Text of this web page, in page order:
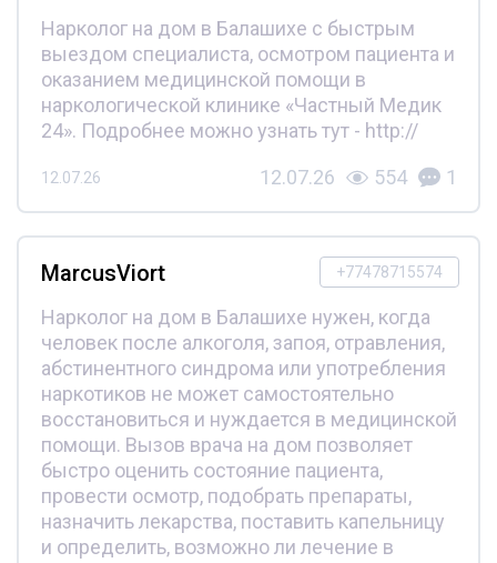
Нарколог на дом в Балашихе с быстрым
выездом специалиста, осмотром пациента и
оказанием медицинской помощи в
наркологической клинике «Частный Медик
24». Подробнее можно узнать тут - http://
12.07.26 12.07.26 554 1
+77478715574
MarcusViort
Нарколог на дом в Балашихе нужен, когда
человек после алкоголя, запоя, отравления,
абстинентного синдрома или употребления
наркотиков не может самостоятельно
восстановиться и нуждается в медицинской
помощи. Вызов врача на дом позволяет
быстро оценить состояние пациента,
провести осмотр, подобрать препараты,
назначить лекарства, поставить капельницу
и определить, возможно ли лечение в